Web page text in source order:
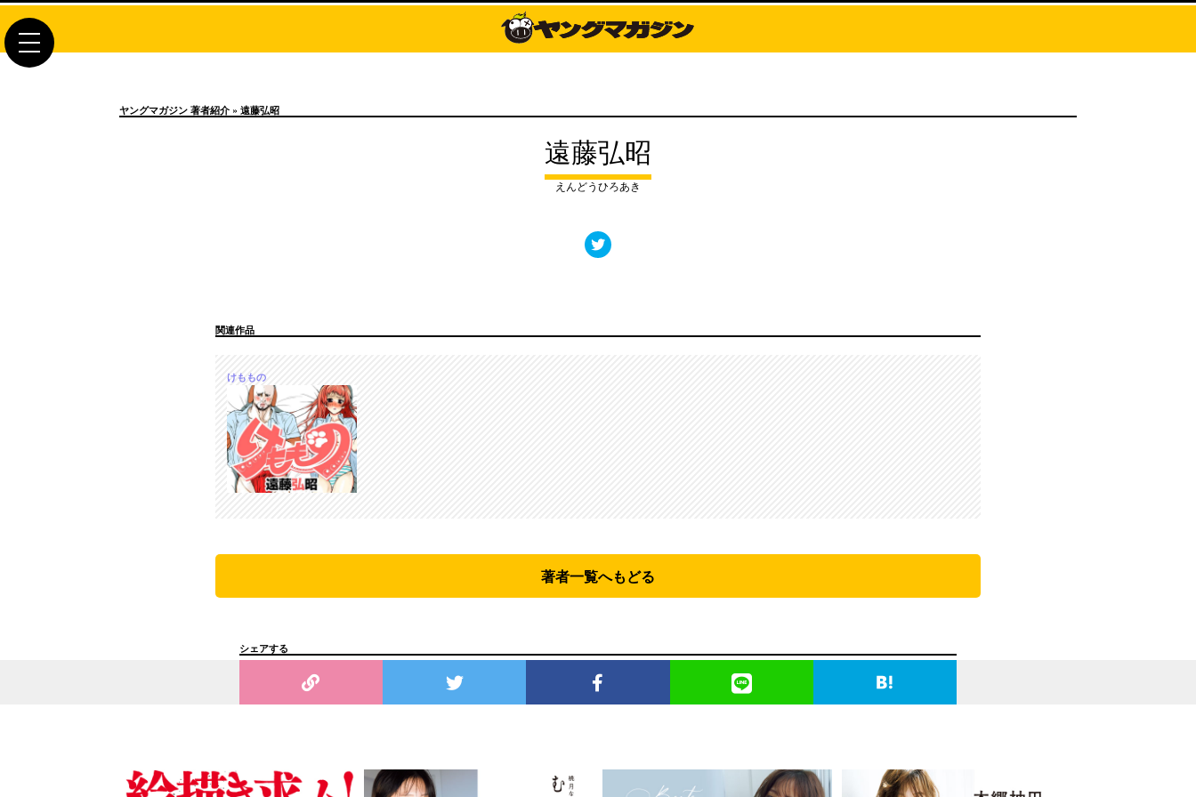
toggle
ヤングマガジン 著者紹介 » 遠藤弘昭
遠藤弘昭
えんどうひろあき
関連作品
けももの
著者一覧へもどる
シェアする